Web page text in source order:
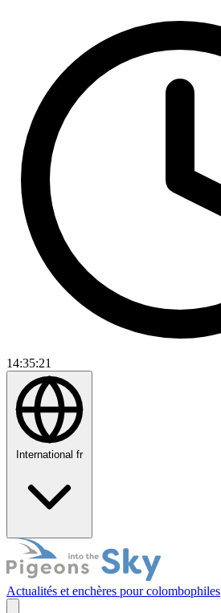
14:35:22
International fr
Actualités et enchères pour colombophiles